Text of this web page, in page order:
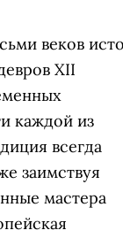
веков
XII
каждой из
всегда
заимствуя
мастера